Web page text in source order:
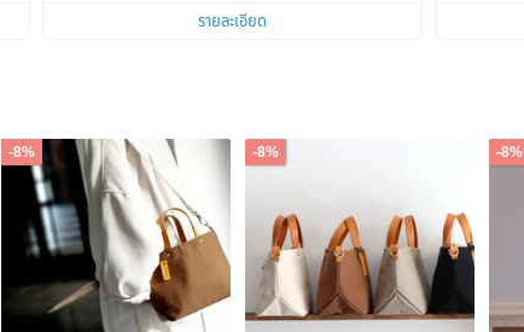
รายละเอียด
-8% -8% -8%